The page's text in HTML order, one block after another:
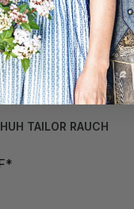
TAILOR RAUCH